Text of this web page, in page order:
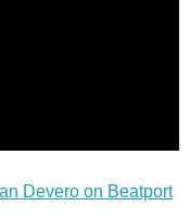
Devero on Beatport